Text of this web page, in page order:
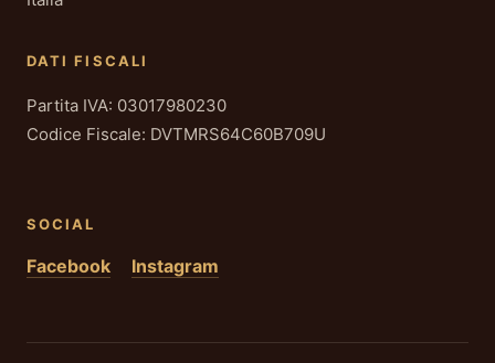
DATI FISCALI
Partita IVA: 03017980230
Codice Fiscale: DVTMRS64C60B709U
SOCIAL
Facebook Instagram